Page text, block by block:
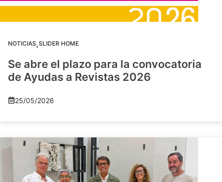
NOTICIAS,SLIDER HOME
Se abre el plazo para la convocatoria
de Ayudas a Revistas 2026
25/05/2026